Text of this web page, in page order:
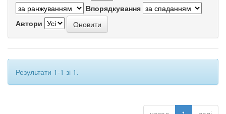
Впорядкування
Автори
Результати 1-1 зі 1.